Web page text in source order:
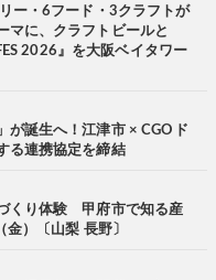
ー・6フード・3クラフトが
マに、クラフトビールと
2026』を大阪ベイタワー
が誕生へ！江津市 × CGOド
る連携協定を締結
くり体験 甲府市で知る産
）〔山梨 長野〕